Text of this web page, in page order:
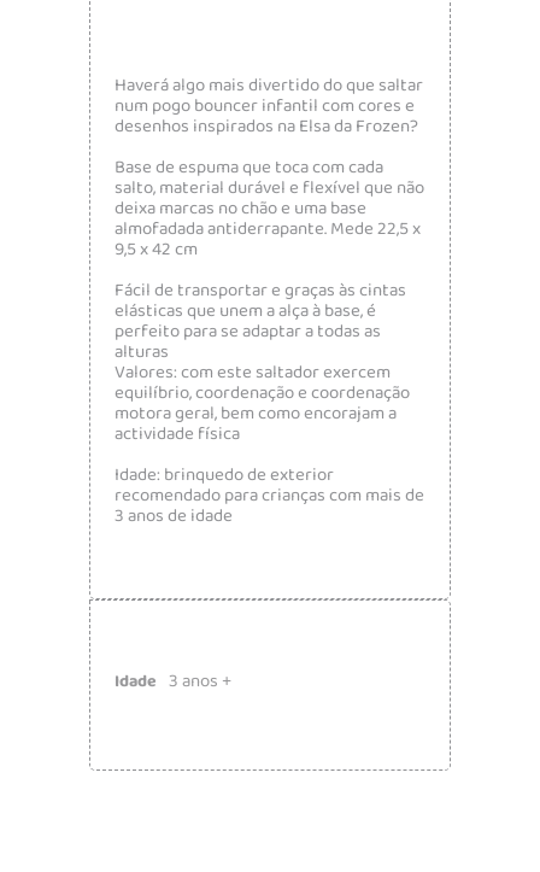
Haverá algo mais divertido do que saltar
num pogo bouncer infantil com cores e
desenhos inspirados na Elsa da Frozen?
Base de espuma que toca com cada
salto, material durável e flexível que não
deixa marcas no chão e uma base
almofadada antiderrapante. Mede 22,5 x
9,5 x 42 cm
Fácil de transportar e graças às cintas
elásticas que unem a alça à base, é
perfeito para se adaptar a todas as
alturas
Valores: com este saltador exercem
equilíbrio, coordenação e coordenação
motora geral, bem como encorajam a
actividade física
Idade: brinquedo de exterior
recomendado para crianças com mais de
3 anos de idade
Idade 3 anos +